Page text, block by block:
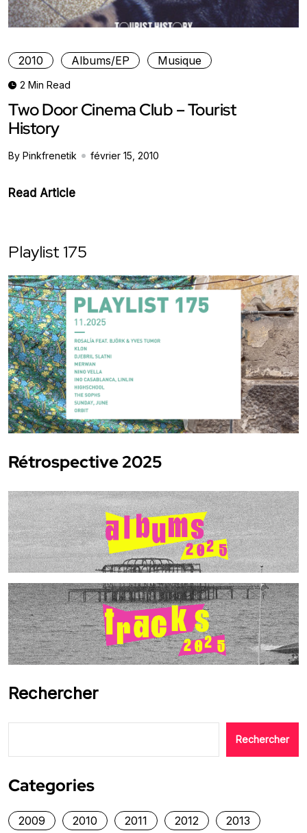
2010 Albums/EP Musique
2 Min Read
Two Door Cinema Club – Tourist
History
By Pinkfrenetik février 15, 2010
Read Article
Playlist 175
Rétrospective 2025
Rechercher
Rechercher
Categories
2009 2010 2011 2012 2013